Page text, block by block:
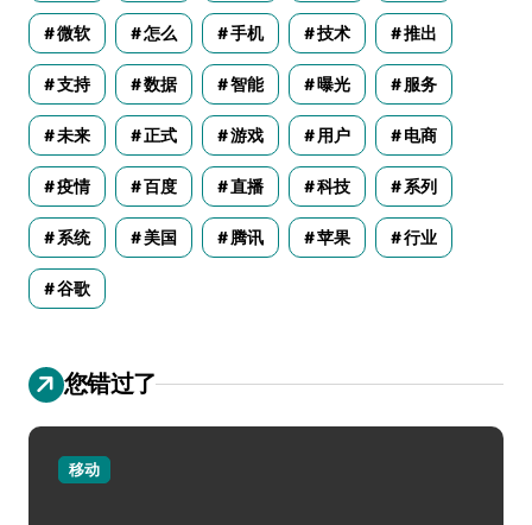
微软 怎么 手机 技术 推出
支持 数据 智能 曝光 服务
未来 正式 游戏 用户 电商
疫情 百度 直播 科技 系列
系统 美国 腾讯 苹果 行业
谷歌
您错过了
移动